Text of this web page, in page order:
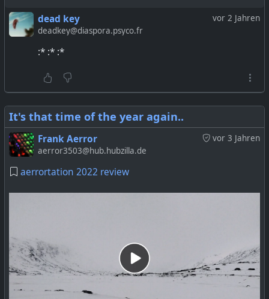
vor 2 Jahren
dead key
deadkey@diaspora.psyco.fr
:* :* :*
It's that time of the year again..
vor 3 Jahren
Frank Aerror
aerror3503@hub.hubzilla.de
aerrortation 2022 review